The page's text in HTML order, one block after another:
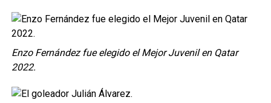
Enzo Fernández fue elegido el Mejor Juvenil en Qatar
2022.